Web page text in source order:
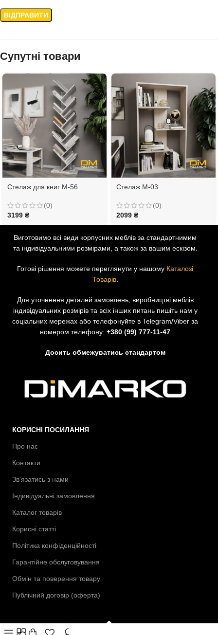
Супутні товари
Стелаж для книг М-56
(0)
3199 ₴
Стелаж М-03
(0)
2099 ₴
КОРИСНІ ПОСИЛАННЯ
Про нас
Контакти
Зв'язатись з нами
Індивідуальні замовлення
Каталог товарів
Корисні статті
Політика конфіденційності
Гарантійне обслуговування
Обмін та поверення товару
Публічний договір (оферта)
Виготовимо всі види корпусних меблів за стандартнимим
та індивідуальними розмірами, а також за вашим ескізом.
Готові рішення можете переглянути у нашому Каталозі
Товарів.
Для уточнення деталей замовлень, виробництві меблів
індивідуальних розмірів та всіх інших питань пишіть нам у
соціальних мережах або телефонуйте в Telegram/Viber за
номером телефону:+380 (99) 777-11-47
Досить обмежуватись стандартом